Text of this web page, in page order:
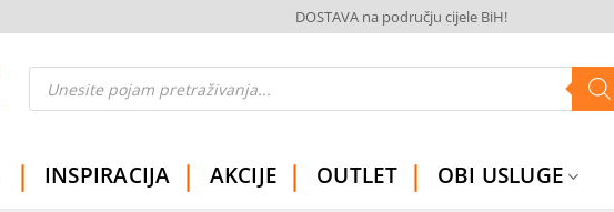
DOSTAVA na području cijele BiH!
Products
search
INSPIRACIJA AKCIJE OUTLET OBI USLUGE